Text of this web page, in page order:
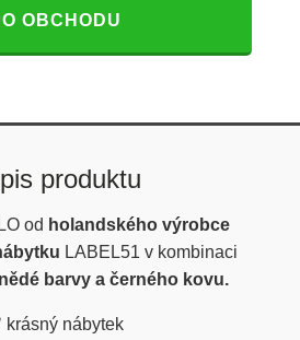
OBCHODU
produktu
od holandského výrobce
LABEL51 v kombinaci
barvy a černého kovu.
krásný nábytek